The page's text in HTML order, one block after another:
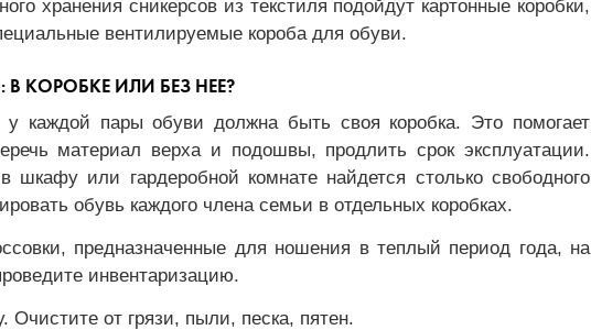
хранения сникерсов из текстиля подойдут картонные коробки,
вентилируемые короба для обуви.
КОРОБКЕ ИЛИ БЕЗ НЕЕ?
у каждой пары обуви должна быть своя коробка. Это помогает
материал верха и подошвы, продлить срок эксплуатации.
шкафу или гардеробной комнате найдется столько свободного
обувь каждого члена семьи в отдельных коробках.
предназначенные для ношения в теплый период года, на
инвентаризацию.
Очистите от грязи, пыли, песка, пятен.